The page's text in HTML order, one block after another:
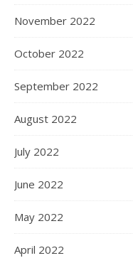
November 2022
October 2022
September 2022
August 2022
July 2022
June 2022
May 2022
April 2022